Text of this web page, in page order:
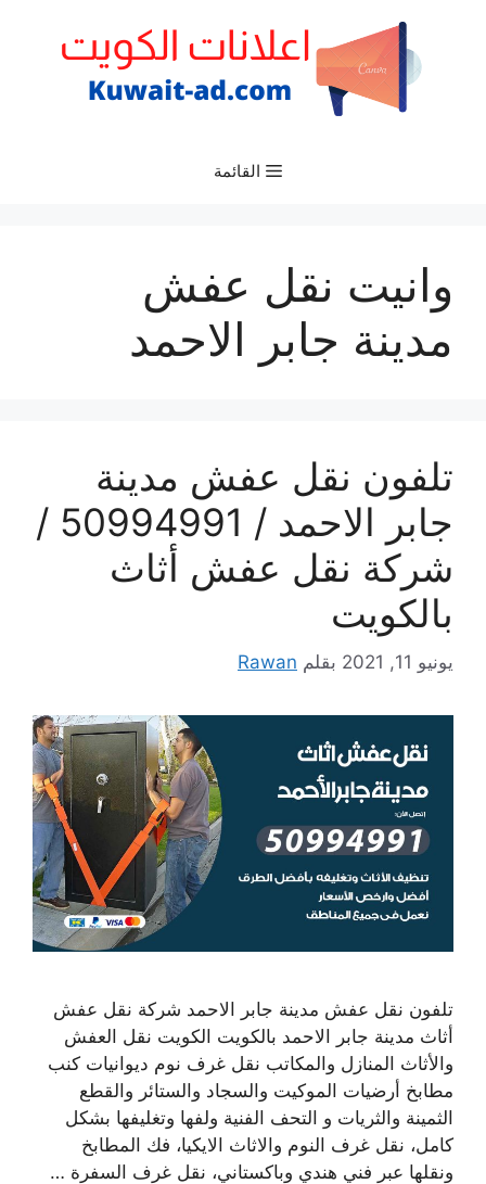
القائمة
وانيت نقل عفش
مدينة جابر الاحمد
تلفون نقل عفش مدينة
جابر الاحمد / 50994991 /
شركة نقل عفش أثاث
بالكويت
يونيو 11, 2021 بقلم Rawan
تلفون نقل عفش مدينة جابر الاحمد شركة نقل عفش
أثاث مدينة جابر الاحمد بالكويت الكويت نقل العفش
والأثاث المنازل والمكاتب نقل غرف نوم ديوانيات كنب
مطابخ أرضيات الموكيت والسجاد والستائر والقطع
الثمينة والثريات و التحف الفنية ولفها وتغليفها بشكل
كامل، نقل غرف النوم والاثاث الايكيا، فك المطابخ
ونقلها عبر فني هندي وباكستاني، نقل غرف السفرة …